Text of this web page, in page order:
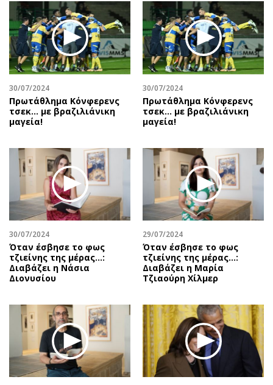
30/07/2024
Πρωτάθλημα Κόνφερενς
τσεκ… με βραζιλιάνικη
μαγεία!
30/07/2024
Πρωτάθλημα Κόνφερενς
τσεκ… με βραζιλιάνικη
μαγεία!
30/07/2024
Όταν έσβησε το φως
τζιείνης της μέρας…:
Διαβάζει η Νάσια
Διονυσίου
29/07/2024
Όταν έσβησε το φως
τζιείνης της μέρας…:
Διαβάζει η Μαρία
Τζιαούρη Χίλμερ